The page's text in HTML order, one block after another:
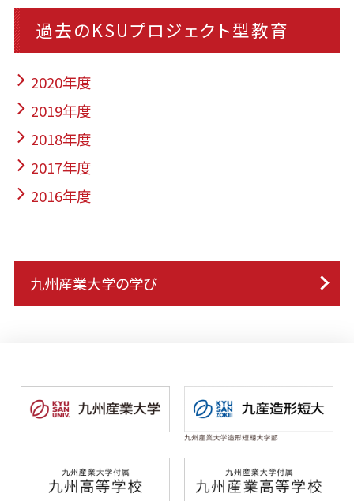
過去のKSUプロジェクト型教育
2020年度
2019年度
2018年度
2017年度
2016年度
九州産業大学の学び